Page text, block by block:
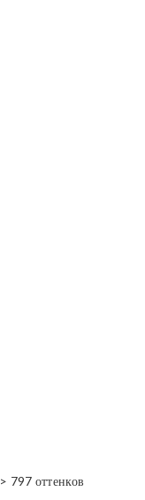
> 797 оттенков